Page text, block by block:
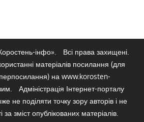
інфо».
Всі права захищені.
матеріалів посилання (для
на www.korosten-
Адміністрація Інтернет-порталу
не поділяти точку зору авторів і не
за зміст опублікованих матеріалів.